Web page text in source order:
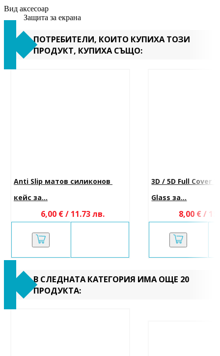
Вид аксесоар
Защита за екрана
ПОТРЕБИТЕЛИ, КОИТО КУПИХА ТОЗИ
ПРОДУКТ, КУПИХА СЪЩО:
Anti Slip матов силиконов
кейс за...
6,00 € / 11.73 лв.
3D / 5D Full Cover
Glass за...
8,00 € /
В СЛЕДНАТА КАТЕГОРИЯ ИМА ОЩЕ 20
ПРОДУКТА: